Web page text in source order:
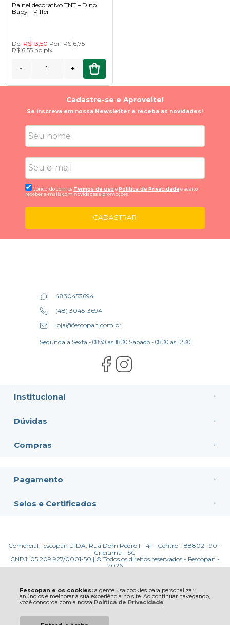
Fescopan e os cookies:a gente usa cookies para personalizar
anúncios e melhorar a sua experiência no site. Ao continuar navegando,
você concorda com a nossa Política de Privacidade
Painel decorativo TNT – Dino
Baby - Piffer
De: R$ 13,50Por: R$ 6,75
R$ 6,55 no pix
- +
Cadastre-se e Aproveite!
Se inscreva em nossa Newsletter e receba as novidades!
Concordo com os Termos de uso ePolitica de Privacidadee aceito
receber e-mails com novidades e promoções.
CADASTRAR
Institucional
Dúvidas
Compras
4830453694
(48) 3045-3694
loja@fescopan.com.br
Segunda a Sexta - 08:30 as 18:30 Sábado - 08:30 as 12:30
Pagamento
Selos e Certificados
Comercial Fescopan LTDA, Rua Dom Pedro I - 41 - Centro - 88802-190 -
Criciuma - SC
CNPJ: 05.209.927/0001-50 | © Todos os direitos reservados - Fescopan -
2026